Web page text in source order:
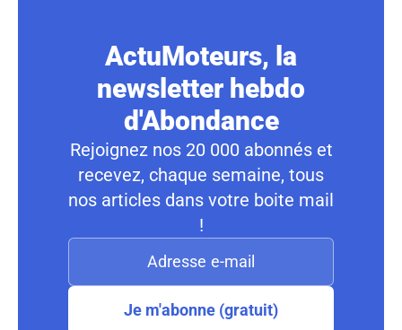
ActuMoteurs, la
newsletter hebdo
d'Abondance
Rejoignez nos 20 000 abonnés et
recevez, chaque semaine, tous
nos articles dans votre boite mail
!
Je m'abonne (gratuit)